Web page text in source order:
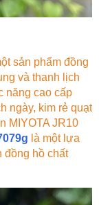
sản phẩm đồng
và thanh lịch
năng cao cấp
ngày, kim rẻ quạt
MIYOTA JR10
là một lựa
đồng hồ chất